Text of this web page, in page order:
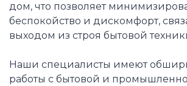
дом, что позволяет
беспокойство и дискомфорт,
выходом из строя бытовой
Наши специалисты имеют
работы с бытовой и